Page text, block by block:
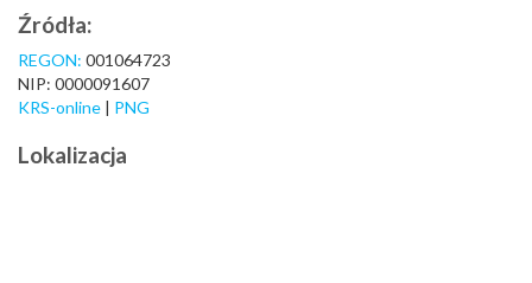
Źródła:
REGON: 001064723
NIP: 0000091607
KRS-online | PNG
Lokalizacja